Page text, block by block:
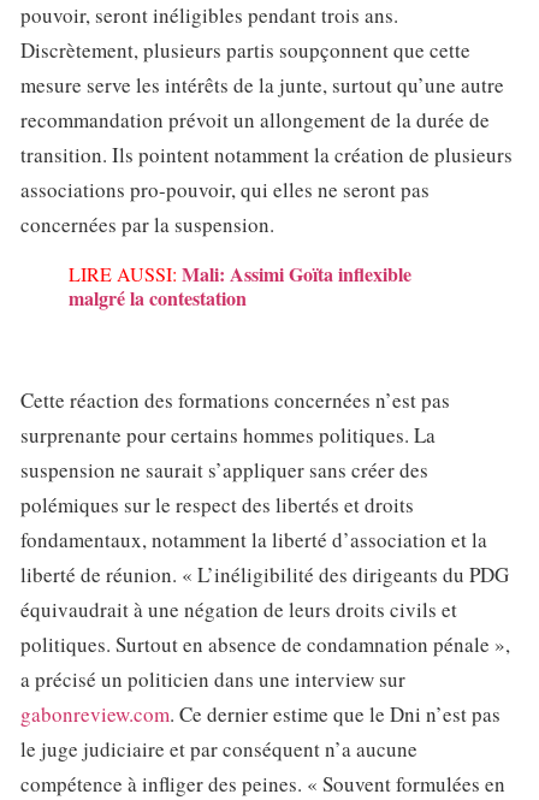
pouvoir, seront inéligibles pendant trois ans.
Discrètement, plusieurs partis soupçonnent que cette
mesure serve les intérêts de la junte, surtout qu’une autre
recommandation prévoit un allongement de la durée de
transition. Ils pointent notamment la création de plusieurs
associations pro-pouvoir, qui elles ne seront pas
concernées par la suspension.
LIRE AUSSI: Mali: Assimi Goïta inflexible
malgré la contestation
Cette réaction des formations concernées n’est pas
surprenante pour certains hommes politiques. La
suspension ne saurait s’appliquer sans créer des
polémiques sur le respect des libertés et droits
fondamentaux, notamment la liberté d’association et la
liberté de réunion. « L’inéligibilité des dirigeants du PDG
équivaudrait à une négation de leurs droits civils et
politiques. Surtout en absence de condamnation pénale »,
a précisé un politicien dans une interview sur
gabonreview.com. Ce dernier estime que le Dni n’est pas
le juge judiciaire et par conséquent n’a aucune
compétence à infliger des peines. « Souvent formulées en